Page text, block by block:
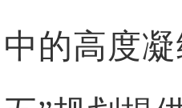
中的高度